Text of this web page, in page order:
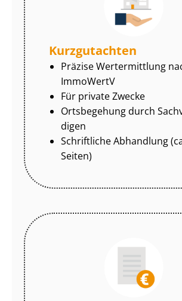
Kurzgutachten
Präzise Wertermittlung
ImmoWertV
Für private Zwecke
Ortsbegehung durch
di­gen
Schriftliche Abhandlung
Seiten)